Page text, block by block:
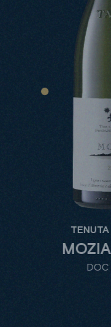
TENUTA WHITAKER
MOZIA GRILLO